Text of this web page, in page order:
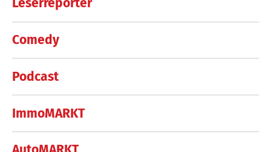
Leserreporter
Comedy
Podcast
ImmoMARKT